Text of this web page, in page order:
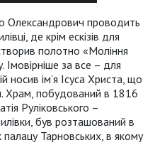
Олександрович проводить
де крім ескізів для
полотно «Моління
за все – для
носив ім’я Ісуса Христа, що
Храм, побудований в 1816
Руліковського –
був розташований в
Тарновських, в якому